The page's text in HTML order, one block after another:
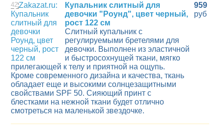
42
Купальник слитный для
девочки "Роунд", цвет черный,
рост 122 см
Слитный купальник с
регулируемыми бретелями для
девочки. Выполнен из эластичной
и быстросохнущей ткани, мягко
прилегающей к телу и приятной на ощупь.
Кроме современного дизайна и качества, ткань
обладает еще и высокими солнцезащитными
свойствами SPF 50. Сияющий принт с
блестками на нежной ткани будет отлично
смотреться на маленькой звездочке.
959
руб